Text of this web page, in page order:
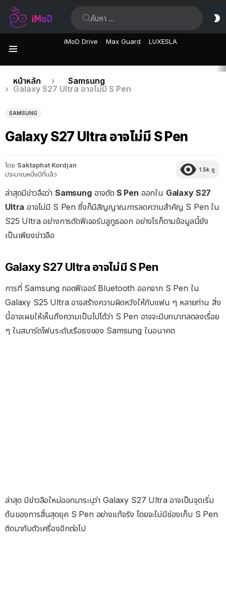
iMoD Drive Max Guard LUXESLA
เรื่อง
ล่าสุด
คุณอยู่ที่นี่:
หน้าหลัก
Samsung
Galaxy S27 Ultra อาจไม่มี S Pen
SAMSUNG
Galaxy S27 Ultra อาจไม่มี S Pen
โดย Saktaphat Kordjan
ประมาณหนึ่งปีที่แล้ว
1.5k ดู
ล่าสุดมีข่าวลือว่า Samsungอาจตัด S Pen ออกใน Galaxy S27
Ultra อาจไม่มี S Pen ซึ่งก็มีสัญญาณการลดความสำคัญ S Pen ใน
S25 Ultra อย่างการตัดฟีเจอร์บลูทูธออก อย่างไรก็ตามข้อมูลนี้ยัง
เป็นเพียงข่าวลือ
Galaxy S27 Ultra อาจไม่มี S Pen
การที่ Samsung ถอดฟีเจอร์ Bluetooth ออกจาก S Pen ใน
Galaxy S25 Ultra อาจสร้างความผิดหวังให้กับแฟน ๆ หลายท่าน สิ่ง
นี้อาจเผยให้เห็นถึงความเป็นไปได้ว่า S Pen อาจจะมีบทบาทลดลงเรื่อย
ๆ ในสมาร์ตโฟนระดับเรือธงของ Samsung ในอนาคต
ล่าสุด มีข่าวลือใหม่ออกมาระบุว่า Galaxy S27 Ultra อาจเป็นจุดเริ่ม
ต้นของการสิ้นสุดยุค S Pen อย่างแท้จริง โดยจะไม่มีช่องเก็บ S Pen
ติดมากับตัวเครื่องอีกต่อไป